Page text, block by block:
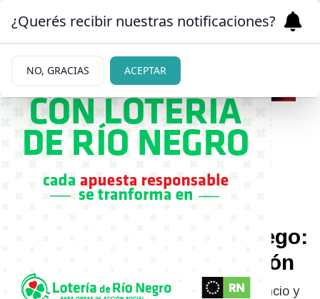
FUERTE MOMENTO 14/03/2025
Gianinna Maradona habló
juicio por la muerte de Diego:
su contundente declaración
La hija del exfutbolista decidió romper el silencio y
¿Querés recibir nuestras notificaciones?
NO, GRACIAS ACEPTAR